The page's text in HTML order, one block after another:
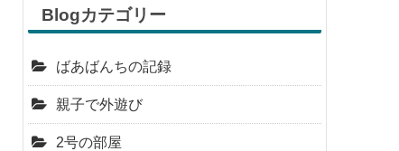
Blogカテゴリー
ばあばんちの記録
親子で外遊び
2号の部屋